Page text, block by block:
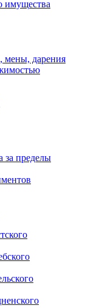
имущества
мены, дарения
за пределы